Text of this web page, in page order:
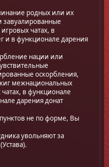
родных или их
завуалированные
чатах, в
и в функционале дарения
нации или
оскорбления,
межнациональных
в функционале
дарения донат
не по форме, Вы
увольняют за